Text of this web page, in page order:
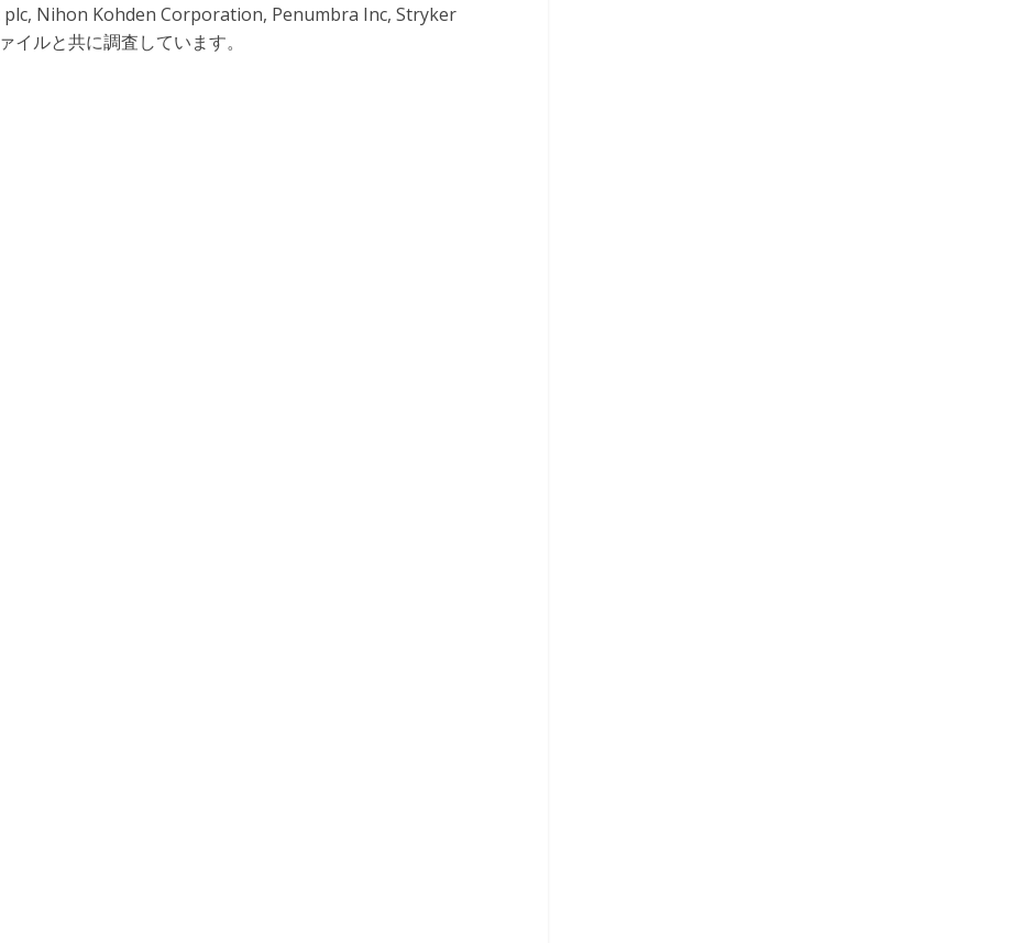
plc, Nihon Kohden Corporation, Penumbra Inc, Stryker
ルと共に調査しています。